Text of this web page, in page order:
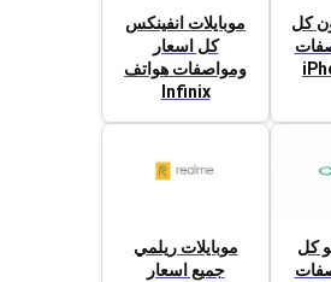
كل
موبايلات انفينكس
كل اسعار
ومواصفات هواتف
Infinix
كل
موبايلات ريلمي
جميع اسعار